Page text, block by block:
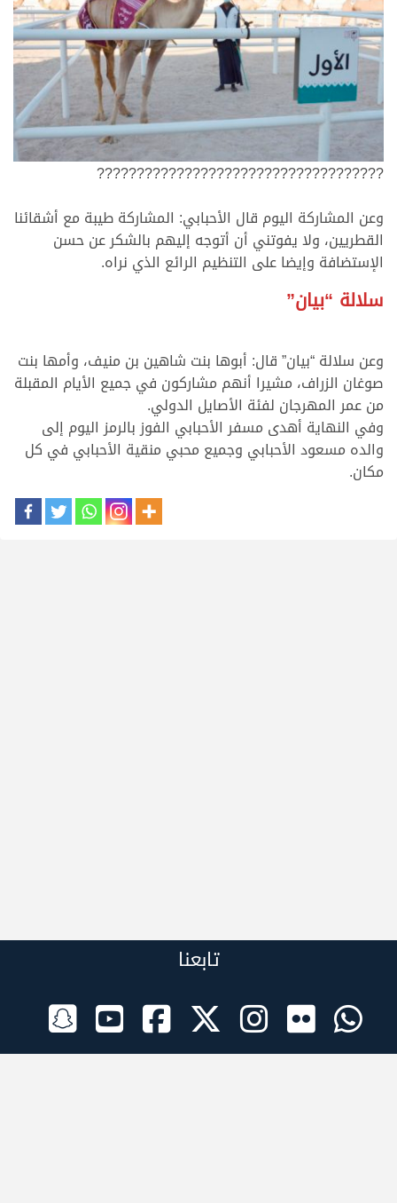
????????????????????????????????????
وعن المشاركة اليوم قال الأحبابي: المشاركة طيبة مع أشقائنا
القطريين، ولا يفوتني أن أتوجه إليهم بالشكر عن حسن
الإستضافة وإيضا على التنظيم الرائع الذي نراه.
سلالة “بيان”
وعن سلالة “بيان” قال: أبوها بنت شاهين بن منيف، وأمها بنت
صوغان الزراف، مشيرا أنهم مشاركون في جميع الأيام المقبلة
من عمر المهرجان لفئة الأصايل الدولي.
وفي النهاية أهدى مسفر الأحبابي الفوز بالرمز اليوم إلى
والده مسعود الأحبابي وجميع محبي منقية الأحبابي في كل
مكان.
تابعنا